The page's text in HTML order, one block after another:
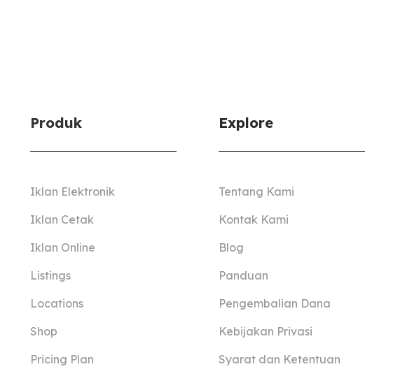
Produk
Iklan Elektronik
Iklan Cetak
Iklan Online
Listings
Locations
Shop
Pricing Plan
Explore
Tentang Kami
Kontak Kami
Blog
Panduan
Pengembalian Dana
Kebijakan Privasi
Syarat dan Ketentuan